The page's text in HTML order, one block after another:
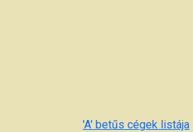
'A' betűs cégek listája